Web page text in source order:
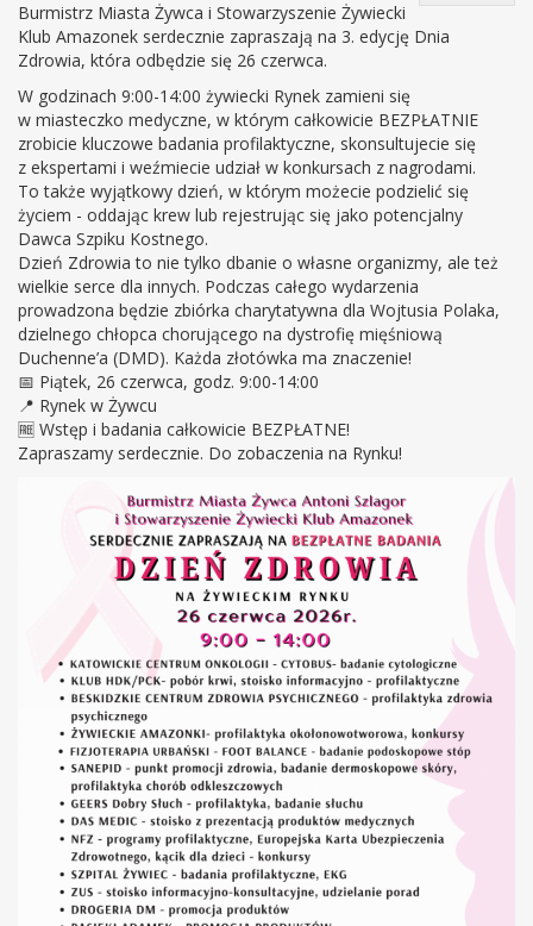
Burmistrz Miasta Żywca i Stowarzyszenie Żywiecki
Klub Amazonek serdecznie zapraszają na 3. edycję Dnia
Zdrowia, która odbędzie się 26 czerwca.
W godzinach 9:00-14:00 żywiecki Rynek zamieni się
w miasteczko medyczne, w którym całkowicie BEZPŁATNIE
zrobicie kluczowe badania profilaktyczne, skonsultujecie się
z ekspertami i weźmiecie udział w konkursach z nagrodami.
To także wyjątkowy dzień, w którym możecie podzielić się
życiem - oddając krew lub rejestrując się jako potencjalny
Dawca Szpiku Kostnego.
Dzień Zdrowia to nie tylko dbanie o własne organizmy, ale też
wielkie serce dla innych. Podczas całego wydarzenia
prowadzona będzie zbiórka charytatywna dla Wojtusia Polaka,
dzielnego chłopca chorującego na dystrofię mięśniową
Duchenne’a (DMD). Każda złotówka ma znaczenie!
📅 Piątek, 26 czerwca, godz. 9:00-14:00
📍 Rynek w Żywcu
🆓 Wstęp i badania całkowicie BEZPŁATNE!
Zapraszamy serdecznie. Do zobaczenia na Rynku!